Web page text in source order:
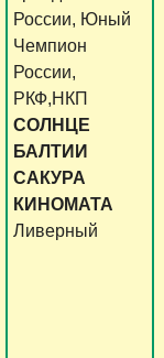
России, Юный
Чемпион
России,
РКФ,НКП
СОЛНЦЕ
БАЛТИИ
САКУРА
КИНОМАТА
Ливерный